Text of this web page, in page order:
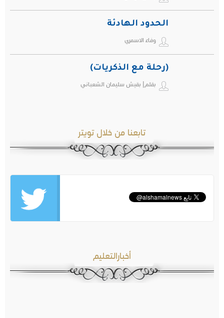
الحدود الهادئة
وفاء الاسمري
(رحلة مع الذكريات)
بقلم| بقيش سليمان الشعباني
تابعنا من خلال تويتر
أخبارالتعليم